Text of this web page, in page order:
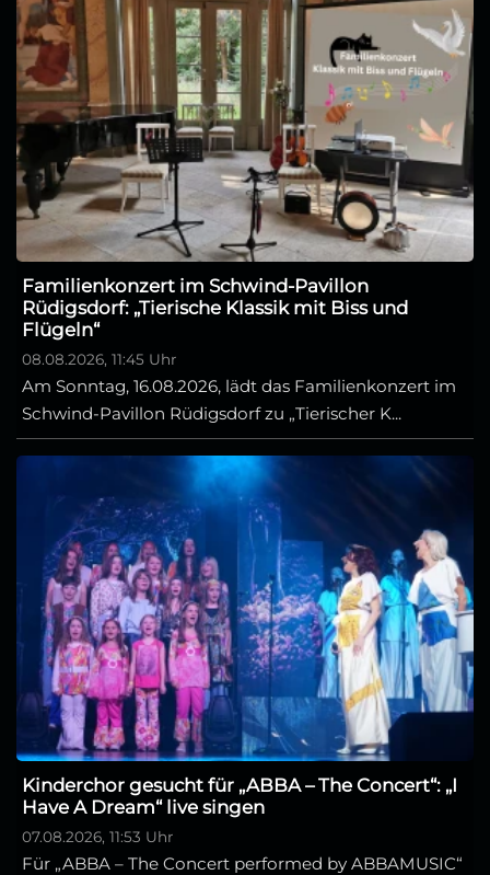
Familienkonzert im Schwind-Pavillon
Rüdigsdorf: „Tierische Klassik mit Biss und
Flügeln“
08.08.2026, 11:45 Uhr
Am Sonntag, 16.08.2026, lädt das Familienkonzert im
Schwind-Pavillon Rüdigsdorf zu „Tierischer K...
Kinderchor gesucht für „ABBA – The Concert“: „I
Have A Dream“ live singen
07.08.2026, 11:53 Uhr
Für „ABBA – The Concert performed by ABBAMUSIC“